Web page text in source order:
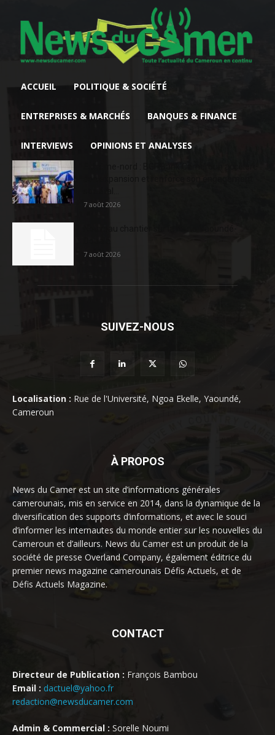
ACCUEIL POLITIQUE & SOCIÉTÉ
ENTREPRISES & MARCHÉS BANQUES & FINANCE
INTERVIEWS OPINIONS ET ANALYSES
7 août 2026
7 août 2026
SUIVEZ-NOUS
Localisation : Rue de l'Université, Ngoa Ekelle, Yaoundé,
Cameroun
À PROPOS
News du Camer est un site d’informations générales
camerounais, mis en service en 2014, dans la dynamique de la
diversification des supports d’informations, et avec le souci
d’informer les internautes du monde entier sur les nouvelles du
Cameroun et d’ailleurs. News du Camer est un produit de la
société de presse Overland Company, également éditrice du
premier news magazine camerounais Défis Actuels, et de
Défis Actuels Magazine.
CONTACT
Directeur de Publication : François Bambou
Email : dactuel@yahoo.fr
redaction@newsducamer.com
Admin & Commercial : Sorelle Noumi